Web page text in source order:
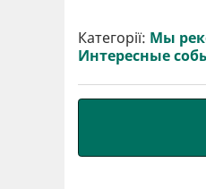
р
и
т
b
o
o
t
e
r
Категорії: Мы
Интересные